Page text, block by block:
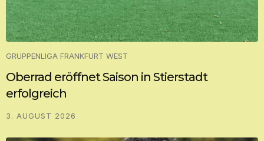
GRUPPENLIGA FRANKFURT WEST
Oberrad eröffnet Saison in Stierstadt
erfolgreich
3. AUGUST 2026